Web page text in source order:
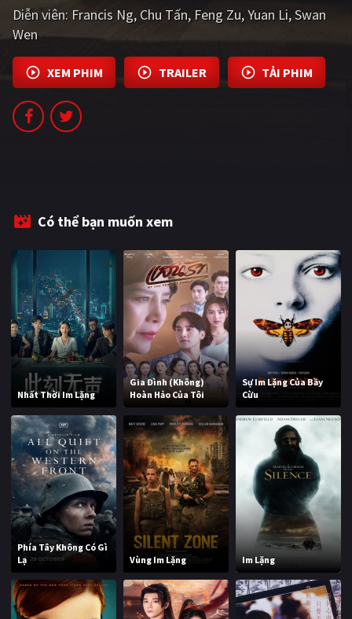
PHIM LẺ
PHIM CHIẾU RẠP
TUYỂN TẬP PHIM
BLOG
Diễn viên: Francis Ng Chu Tấn Feng Zu Yuan Li Swan
Wen
XEM PHIM TRAILER TẢI PHIM
Có thể bạn muốn xem
Nhất Thời Im Lặng
Gia Đình (Không)
Hoàn Hảo Của Tôi
Sự Im Lặng Của Bầy
Cừu
Phía Tây Không Có Gì
Lạ
Vùng Im Lặng Im Lặng